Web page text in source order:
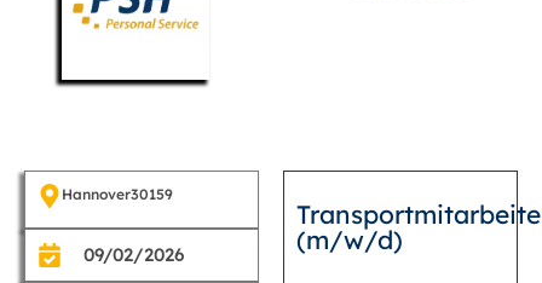
Hannover30159
09/02/2026
(m/w/d)